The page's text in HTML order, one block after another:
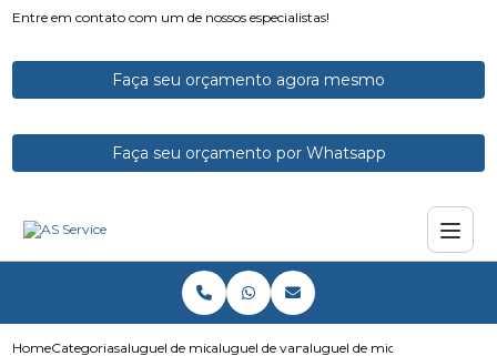
Entre em contato com um de nossos especialistas!
Faça seu orçamento agora mesmo
Faça seu orçamento por Whatsapp
HomeCategoriasaluguel de micro onibusaluguel de vans e microonibus
aluguel de microonibus